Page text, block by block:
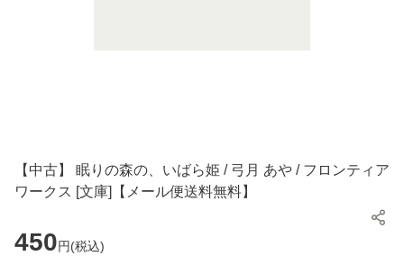
【中古】 眠りの森の、いばら姫 / 弓月 あや / フロンティア
ワークス [文庫]【メール便送料無料】
450円(税込)